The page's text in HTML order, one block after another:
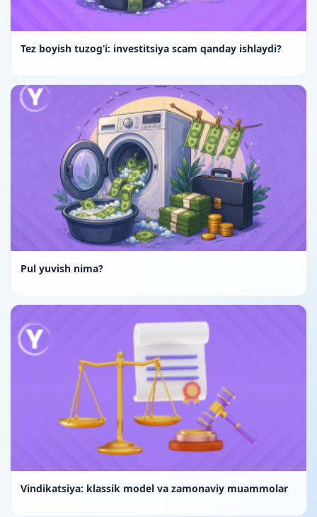
Tez boyish tuzog‘i: investitsiya scam qanday ishlaydi?
Pul yuvish nima?
Vindikatsiya: klassik model va zamonaviy muammolar